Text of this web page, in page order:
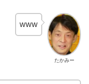
たかみー
www